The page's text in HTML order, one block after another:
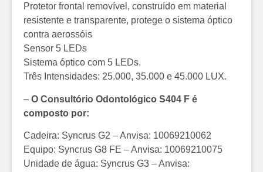
Protetor frontal removível, construído em material
resistente e transparente, protege o sistema óptico
contra aerossóis
Sensor 5 LEDs
Sistema óptico com 5 LEDs.
Três Intensidades: 25.000, 35.000 e 45.000 LUX.
– O Consultório Odontológico S404 F é
composto por:
Cadeira: Syncrus G2 – Anvisa: 10069210062
Equipo: Syncrus G8 FE – Anvisa: 10069210075
Unidade de água: Syncrus G3 – Anvisa: